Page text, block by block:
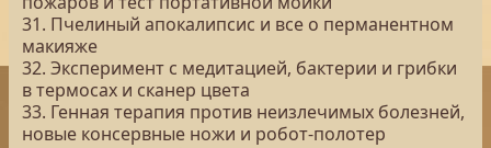
31. Пчелиный апокалипсис и все о перманентном
макияже
32. Эксперимент с медитацией, бактерии и грибки
в термосах и сканер цвета
33. Генная терапия против неизлечимых болезней,
новые консервные ножи и робот-полотер